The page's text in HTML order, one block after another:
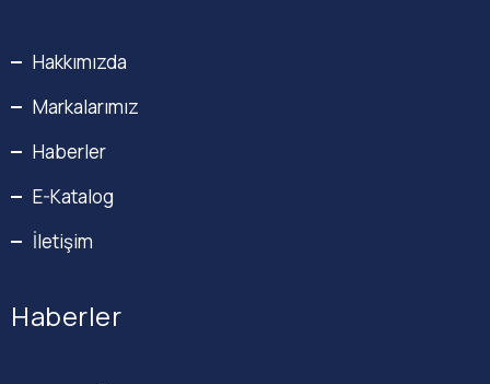
Hakkımızda
Markalarımız
Haberler
E-Katalog
İletişim
Haberler